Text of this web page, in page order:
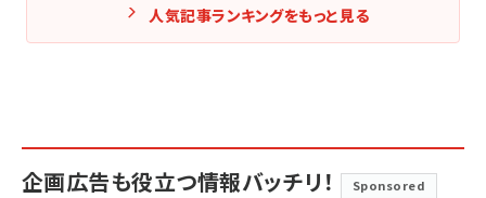
人気記事ランキングをもっと見る
企画広告も役立つ情報バッチリ！ Sponsored